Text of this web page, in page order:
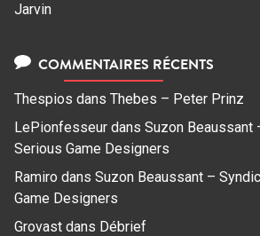
Jarvin
COMMENTAIRES RÉCENTS
Thespios dans Thebes – Peter Prinz
LePionfesseur dans Suzon Beaussant
Serious Game Designers
Ramiro dans Suzon Beaussant –
Game Designers
Grovast dans Débrief